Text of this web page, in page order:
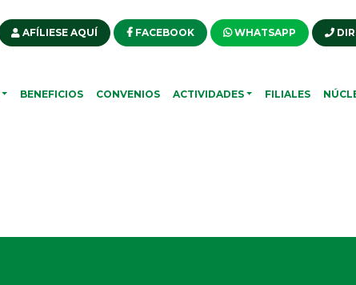
AFÍLIESE AQUÍ FACEBOOK WHATSAPP
BENEFICIOS CONVENIOS ACTIVIDADES FILIALES